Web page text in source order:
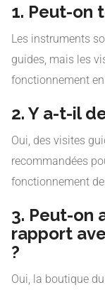
1. Peut-on
Les instruments
guides, mais les
fonctionnement en
2. Y a-t-il
Oui, des visites
recommandées
fonctionnement
3. Peut-on
rapport
?
Oui, la boutique